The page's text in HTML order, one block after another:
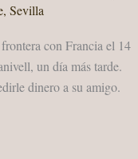
, Sevilla
con Francia el 14
un día más tarde.
dinero a su amigo.